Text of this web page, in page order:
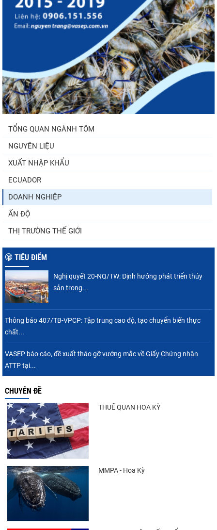
TỔNG QUAN NGÀNH TÔM
NGUYÊN LIỆU
XUẤT NHẬP KHẨU
ECUADOR
DOANH NGHIỆP
ẤN ĐỘ
THỊ TRƯỜNG THẾ GIỚI
TIÊU ĐIỂM
Nghị quyết 20-NQ/TW: Định hướng phát triển thủy
sản trong...
Thông báo 407/TB-VPCP: Tập trung cao độ, tạo chuyển biến thực
chất...
VASEP báo cáo, đề xuất tháo gỡ vướng mắc về Giấy Chứng nhận
ATTP tại...
CHUYÊN ĐỀ
THUẾ QUAN HOA KỲ
MMPA - Hoa Kỳ